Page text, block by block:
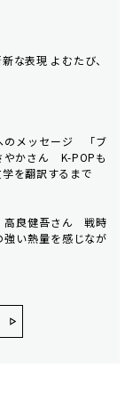
な表現 よむたび、
のメッセージ 「ブ
やかさん K-POPも
を翻訳するまで
高良健吾さん 戦時
い熱量を感じなが